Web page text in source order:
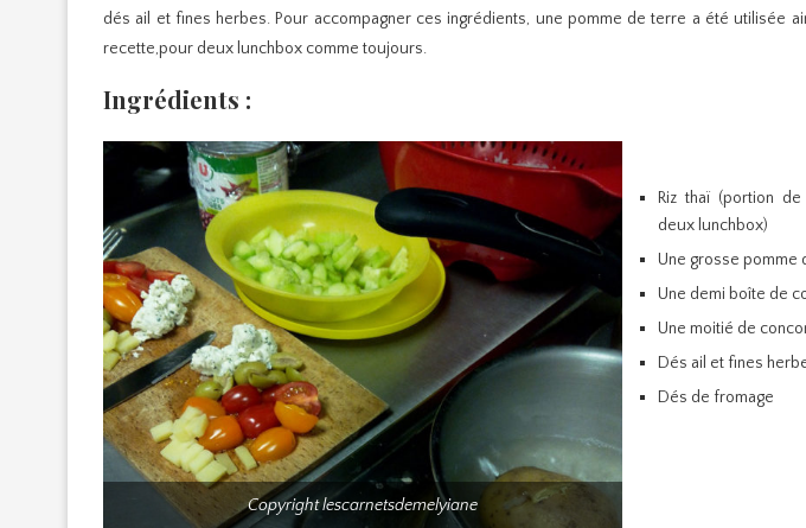
dés ail et fines herbes. Pour accompagner ces ingrédients, une pomme de terre a été utilisée
recette,pour deux lunchbox comme toujours.
Ingrédients :
Copyright lescarnetsdemelyiane
Riz thaï (portion
deux lunchbox)
Une grosse pomme
Une demi boîte de
Une moitié de
Dés ail et fines
Dés de fromage